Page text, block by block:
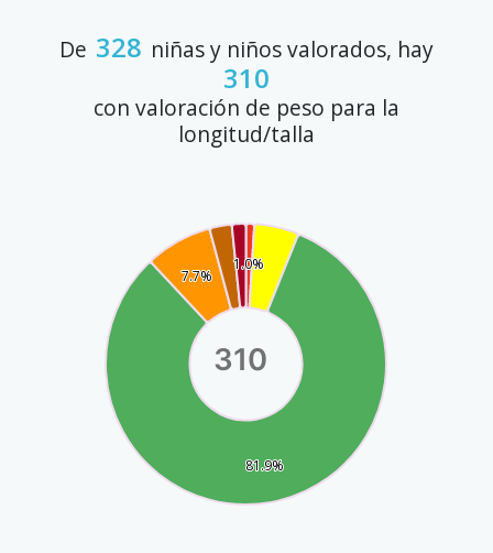
De 328 niñas y niños valorados, hay
310
con valoración de peso para la
longitud/talla
1.0%
1.0%5.2%
81.9%
81.9%
7.7%
7.7%
2.6%1.6%
310